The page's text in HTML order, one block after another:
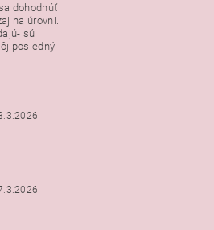
dohodnúť
na úrovni.
sú
posledný